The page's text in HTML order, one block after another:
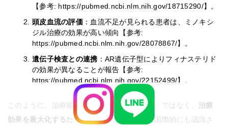
【参考: https://pubmed.ncbi.nlm.nih.gov/18715290/】。
頭皮血流の評価：血流不足が見られる患者は、ミノキシ
ジル治療の効果が高い傾向【参考:
https://pubmed.ncbi.nlm.nih.gov/28078867/】。
遺伝子検査との連携 ：AR遺伝子型によりフィナステリド
の効果が異なることが報告【参考:
https://pubmed.ncbi.nlm.nih.gov/22152499/】。
このように、治療前評価は単なる「現状確認」ではなく、 治療
効果を最大化するための必須プロセス として国際的にも認識さ